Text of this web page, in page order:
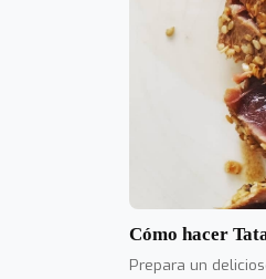
Cómo hacer
Prepara un